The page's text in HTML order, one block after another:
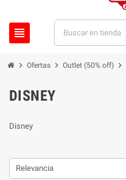
view_headline
chevron_right Ofertas chevron_right Outlet (50% off) chevron_right
DISNEY
Disney
Relevancia